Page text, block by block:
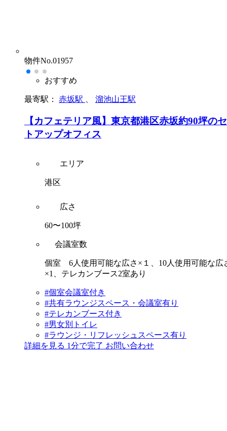
物件No.01957
おすすめ
最寄駅： 赤坂駅 溜池山王駅
【カフェテリア風】東京都港区赤坂約90坪の
トアップオフィス
エリア
港区
広さ
60〜100坪
会議室数
個室 6人使用可能な広さ×１、10人使用可能な広
×1、テレカンブース2室あり
#個室会議室付き
#共有ラウンジスペース・会議室有り
#テレカンブース付き
#男女別トイレ
#ラウンジ・リフレッシュスペース有り
詳細を見る 1分で完了 お問い合わせ